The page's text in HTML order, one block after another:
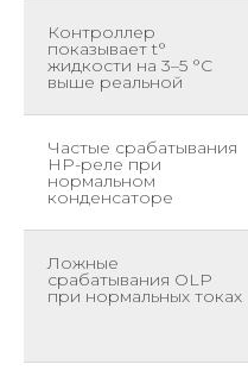
Контроллер
показывает t°
жидкости на 3–5 °С
выше реальной
Частые срабатывания
HP-реле при
нормальном
конденсаторе
Ложные
срабатывания OLP
при нормальных токах